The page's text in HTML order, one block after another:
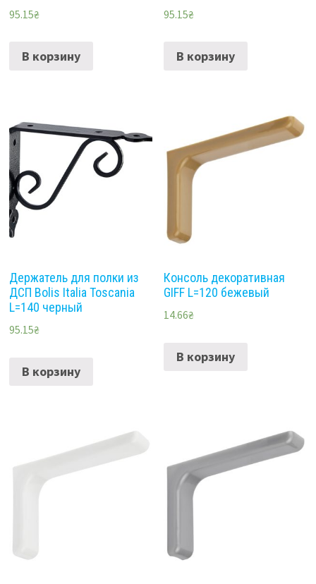
95.15₴
В корзину
95.15₴
В корзину
Держатель для полки из
ДСП Bolis Italia Toscania
L=140 черный
95.15₴
В корзину
Консоль декоративная
GIFF L=120 бежевый
14.66₴
В корзину